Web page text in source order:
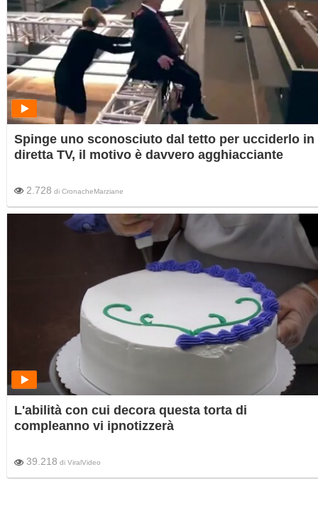
Spinge uno sconosciuto dal tetto per ucciderlo in
diretta TV, il motivo è davvero agghiacciante
2.728 di CronacheMarziane
L'abilità con cui decora questa torta di
compleanno vi ipnotizzerà
39.218 di ViralVideo